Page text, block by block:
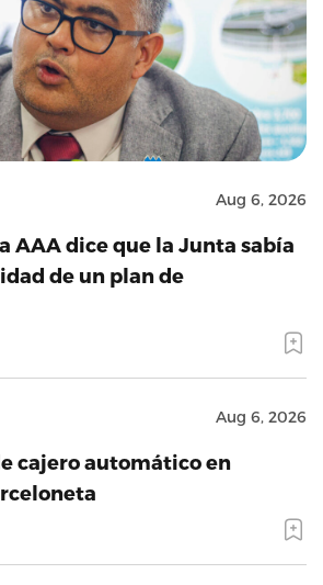
Aug 6, 2026
AAA dice que la Junta sabía
de un plan de
Aug 6, 2026
cajero automático en